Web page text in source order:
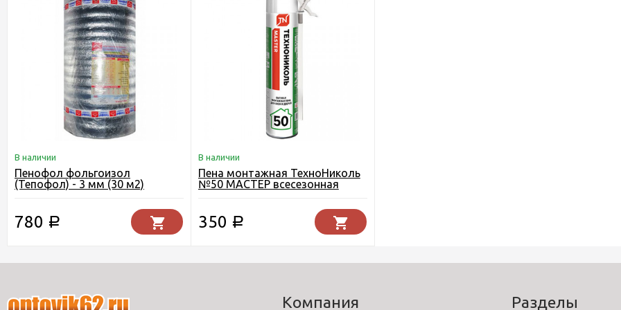
В наличии
Пенофол фольгоизол
(Тепофол) - 3 мм (30 м2)
780 Р
В наличии
Пена монтажная ТехноНиколь
№50 МАСТЕР всесезонная
350 Р
Компания Разделы